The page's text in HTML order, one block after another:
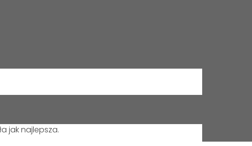
jak najlepsza.